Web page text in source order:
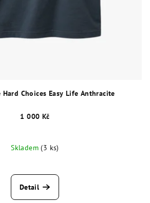
Hard Choices Easy Life Anthracite
1 000 Kč
Skladem(3 ks)
Detail